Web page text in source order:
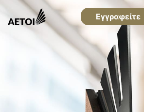
Εγγραφείτε